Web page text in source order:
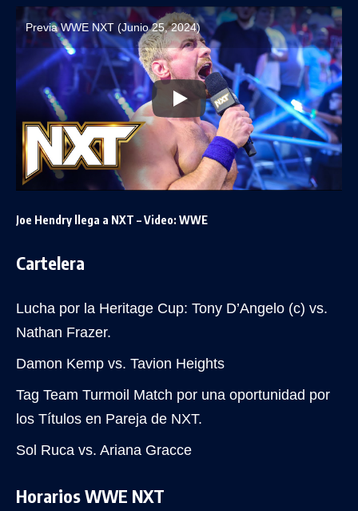
Previa WWE NXT (Junio 25, 2024)
Joe Hendry llega a NXT – Video: WWE
Cartelera
Lucha por la Heritage Cup: Tony D’Angelo (c) vs.
Nathan Frazer.
Damon Kemp vs. Tavion Heights
Tag Team Turmoil Match por una oportunidad por
los Títulos en Pareja de NXT.
Sol Ruca vs. Ariana Gracce
Horarios WWE NXT